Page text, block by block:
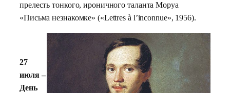
прелесть тонкого, ироничного таланта Моруа
«Письма незнакомке» («Lettres à l’inconnue», 1956).
27
июля –
День